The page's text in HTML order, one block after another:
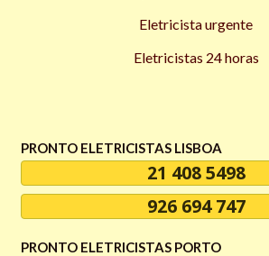
Eletricista urgente
Eletricistas 24 horas
PRONTO ELETRICISTAS LISBOA
21 408 5498
926 694 747
PRONTO ELETRICISTAS PORTO